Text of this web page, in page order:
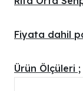
Fiyata dahil
Ürün Ölçüleri ;